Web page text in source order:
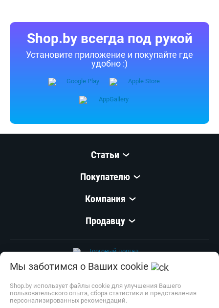
Shop.by всегда под рукой
Установите приложение и покупайте где
удобно :)
Статьи
Покупателю
Компания
Продавцу
ООО «Открытый Контакт»
УНП 100008738
Настройка cookie
Мы заботимся о Ваших cookie
Shop.by использует файлы cookie для улучшения Вашего
пользовательского опыта, сбора статистики и представления
персонализированных рекомендаций.